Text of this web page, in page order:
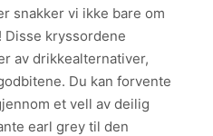
snakker vi ikke bare om
kryssordene
av drikkealternativer,
Du kan forvente
et vell av deilig
earl grey til den